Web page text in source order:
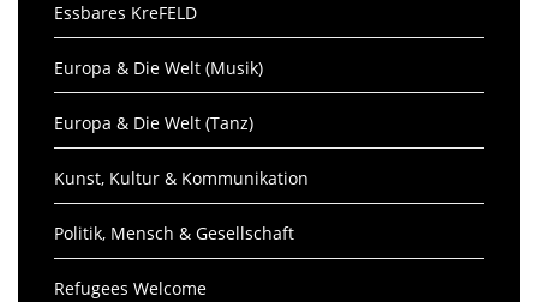
Essbares KreFELD
Europa & Die Welt (Musik)
Europa & Die Welt (Tanz)
Kunst, Kultur & Kommunikation
Politik, Mensch & Gesellschaft
Refugees Welcome